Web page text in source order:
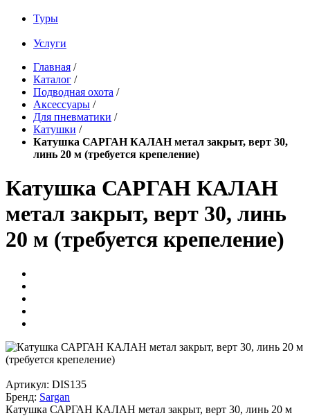
Туры
Услуги
Главная /
Каталог /
Подводная охота /
Аксессуары /
Для пневматики /
Катушки /
Катушка САРГАН КАЛАН метал закрыт, верт 30,
линь 20 м (требуется крепеление)
Катушка САРГАН КАЛАН
метал закрыт, верт 30, линь
20 м (требуется крепеление)
Артикул: DIS135
Бренд: Sargan
Катушка САРГАН КАЛАН метал закрыт, верт 30, линь 20 м